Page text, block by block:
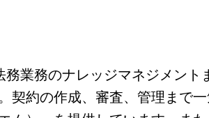
業務のナレッジマネジメン
契約の作成、審査、管理まで